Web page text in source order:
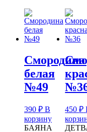
Смородина
белая
№49
390 ₽ В
корзину
БАЯНА
450₽